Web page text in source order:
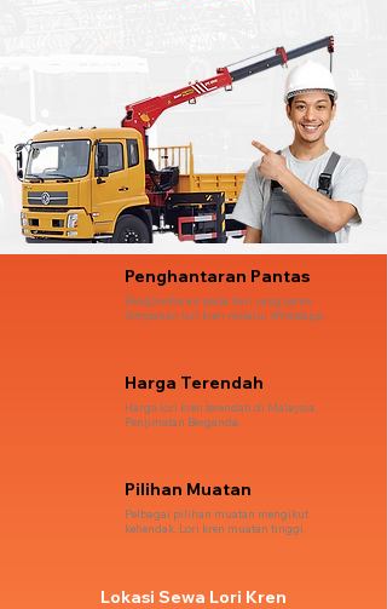
Penghantaran Pantas
Penghantaran pada hari yang sama.
Tempahan lori kren melalui Whatsapp.
Harga Terendah
Harga lori kren terendah di Malaysia.
Penjimatan Berganda.
Pilihan Muatan
Pelbagai pilihan muatan mengikut
kehendak. Lori kren muatan tinggi.
Lokasi Sewa Lori Kren